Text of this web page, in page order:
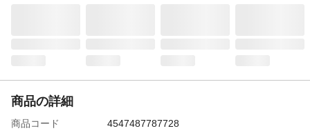
商品の詳細
商品コード
4547487787728